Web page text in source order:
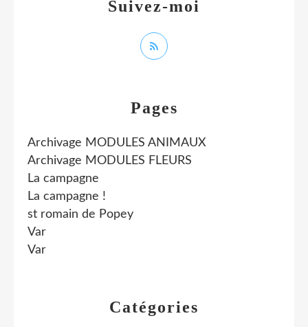
Catégories
Pages
Archivage MODULES ANIMAUX
Archivage MODULES FLEURS
La campagne
La campagne !
st romain de Popey
Var
Var
Suivez-moi